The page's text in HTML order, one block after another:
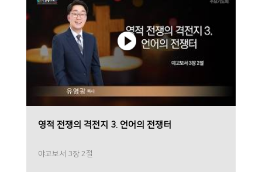
영적 전쟁의 격전지 3. 언어의 전쟁터
야고보서 3장 2절